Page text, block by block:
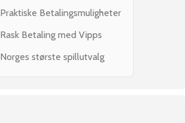
Praktiske Betalingsmuligheter
Rask Betaling med Vipps
Norges største spillutvalg